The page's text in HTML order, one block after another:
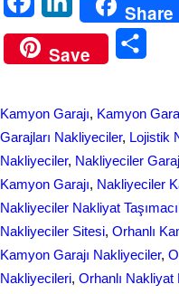
a
c
o
o
k
i
n
d
I
n
Share
Save
r
e
Kamyon Garajı, Kamyon
Garajları Nakliyeciler, Lojistik
Nakliyeciler, Nakliyeciler
Kamyon Garajı, Nakliyeciler
Nakliyeciler Nakliyat
Nakliyeciler Sitesi, Orhanlı
Kamyon Garajı Nakliyeciler,
Nakliyecileri, Orhanlı Nakliyat